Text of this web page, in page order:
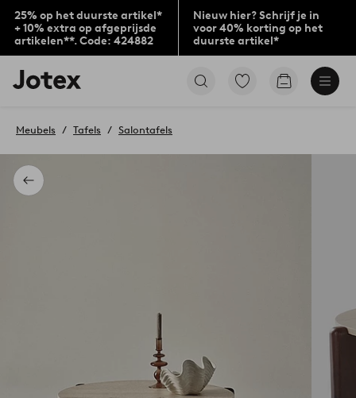
25% op het duurste artikel*
+ 10% extra op afgeprijsde
artikelen**. Code: 424882
Nieuw hier? Schrijf je in
voor 40% korting op het
duurste artikel*
Jotex
logo
to
home
page
Ga
Go
Terug
Meubels Tafels Salontafels